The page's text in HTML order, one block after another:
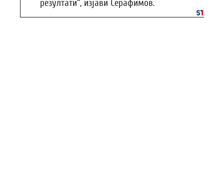
резултати“, изјави Серафимов.